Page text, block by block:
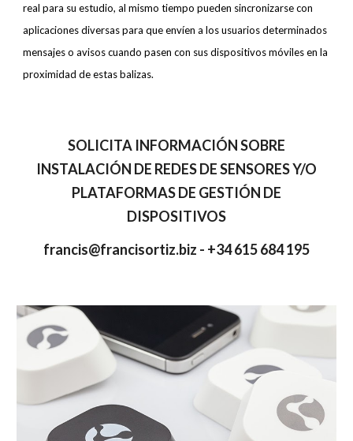
real para su estudio, al mismo tiempo pueden sincronizarse con
aplicaciones diversas para que envíen a los usuarios determinados
mensajes o avisos cuando pasen con sus dispositivos móviles en la
proximidad de estas balizas.
SOLICITA INFORMACIÓN SOBRE
INSTALACIÓN DE REDES DE SENSORES Y/O
PLATAFORMAS DE GESTIÓN DE
DISPOSITIVOS
francis@francisortiz.biz - +34 615 684 195